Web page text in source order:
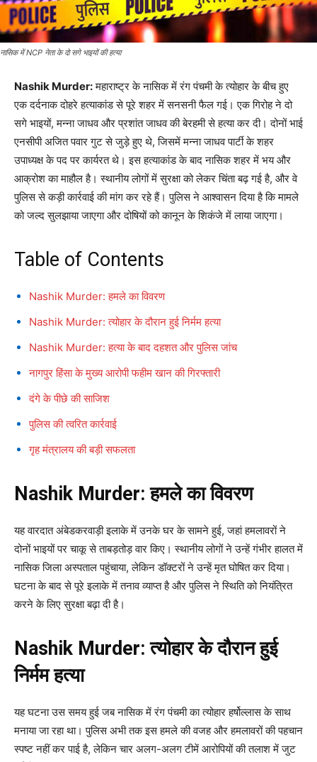
नासिक में NCP नेता के दो सगे भाइयों की हत्या
Nashik Murder:महाराष्ट्र के नासिक में रंग पंचमी के त्योहार के बीच हुए
एक दर्दनाक दोहरे हत्याकांड से पूरे शहर में सनसनी फैल गई। एक गिरोह ने दो
सगे भाइयों, मन्ना जाधव और प्रशांत जाधव की बेरहमी से हत्या कर दी। दोनों भाई
एनसीपी अजित पवार गुट से जुड़े हुए थे, जिसमें मन्ना जाधव पार्टी के शहर
उपाध्यक्ष के पद पर कार्यरत थे। इस हत्याकांड के बाद नासिक शहर में भय और
आक्रोश का माहौल है। स्थानीय लोगों में सुरक्षा को लेकर चिंता बढ़ गई है, और वे
पुलिस से कड़ी कार्रवाई की मांग कर रहे हैं। पुलिस ने आश्वासन दिया है कि मामले
को जल्द सुलझाया जाएगा और दोषियों को कानून के शिकंजे में लाया जाएगा।
Table of Contents
Nashik Murder: हमले का विवरण
Nashik Murder: त्योहार के दौरान हुई निर्मम हत्या
Nashik Murder: हत्या के बाद दहशत और पुलिस जांच
नागपुर हिंसा के मुख्य आरोपी फहीम खान की गिरफ्तारी
दंगे के पीछे की साजिश
पुलिस की त्वरित कार्रवाई
गृह मंत्रालय की बड़ी सफलता
Nashik Murder: हमले का विवरण
यह वारदात अंबेडकरवाड़ी इलाके में उनके घर के सामने हुई, जहां हमलावरों ने
दोनों भाइयों पर चाकू से ताबड़तोड़ वार किए। स्थानीय लोगों ने उन्हें गंभीर हालत में
नासिक जिला अस्पताल पहुंचाया, लेकिन डॉक्टरों ने उन्हें मृत घोषित कर दिया।
घटना के बाद से पूरे इलाके में तनाव व्याप्त है और पुलिस ने स्थिति को नियंत्रित
करने के लिए सुरक्षा बढ़ा दी है।
Nashik Murder: त्योहार के दौरान हुई
निर्मम हत्या
यह घटना उस समय हुई जब नासिक में रंग पंचमी का त्योहार हर्षोल्लास के साथ
मनाया जा रहा था। पुलिस अभी तक इस हमले की वजह और हमलावरों की पहचान
स्पष्ट नहीं कर पाई है, लेकिन चार अलग-अलग टीमें आरोपियों की तलाश में जुट